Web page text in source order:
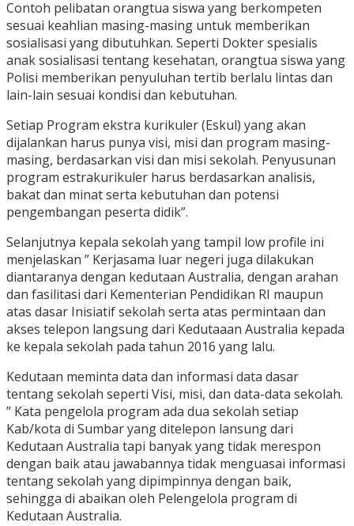
Contoh pelibatan orangtua siswa yang berkompeten
sesuai keahlian masing-masing untuk memberikan
sosialisasi yang dibutuhkan. Seperti Dokter spesialis
anak sosialisasi tentang kesehatan, orangtua siswa yang
Polisi memberikan penyuluhan tertib berlalu lintas dan
lain-lain sesuai kondisi dan kebutuhan.
Setiap Program ekstra kurikuler (Eskul) yang akan
dijalankan harus punya visi, misi dan program masing-
masing, berdasarkan visi dan misi sekolah. Penyusunan
program estrakurikuler harus berdasarkan analisis,
bakat dan minat serta kebutuhan dan potensi
pengembangan peserta didik”.
Selanjutnya kepala sekolah yang tampil low profile ini
menjelaskan ” Kerjasama luar negeri juga dilakukan
diantaranya dengan kedutaan Australia, dengan arahan
dan fasilitasi dari Kementerian Pendidikan RI maupun
atas dasar Inisiatif sekolah serta atas permintaan dan
akses telepon langsung dari Kedutaaan Australia kepada
ke kepala sekolah pada tahun 2016 yang lalu.
Kedutaan meminta data dan informasi data dasar
tentang sekolah seperti Visi, misi, dan data-data sekolah.
” Kata pengelola program ada dua sekolah setiap
Kab/kota di Sumbar yang ditelepon lansung dari
Kedutaan Australia tapi banyak yang tidak merespon
dengan baik atau jawabannya tidak menguasai informasi
tentang sekolah yang dipimpinnya dengan baik,
sehingga di abaikan oleh Pelengelola program di
Kedutaan Australia.